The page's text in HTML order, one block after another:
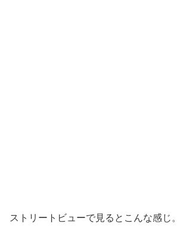
ストリートビューで見るとこんな感じ。